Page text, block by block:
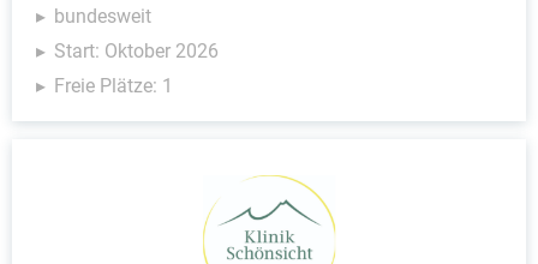
bundesweit
Start: Oktober 2026
Freie Plätze: 1